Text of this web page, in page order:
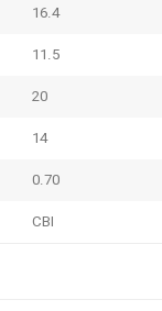
16.4
11.5
20
14
0.70
CBI